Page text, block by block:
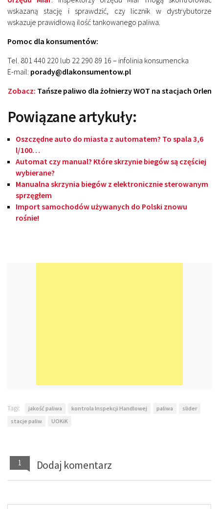
wskazaną stację i sprawdzić, czy licznik w dystrybutorze
wskazuje prawidłową ilość tankowanego paliwa.
Pomoc dla konsumentów:
Tel. 801 440 220 lub 22 290 89 16 – infolinia konsumencka
E-mail: porady@dlakonsumentow.pl
Zobacz: Tańsze paliwo dla żołnierzy WOT na stacjach Orlen
Powiązane artykuły:
Oszczędne auto do miasta z automatem? To spala 3,6
l/100…
Automat czy manual? Które skrzynie biegów są częściej
wybierane?
Manualna skrzynia biegów z elektronicznie sterowanym
sprzęgłem
Import samochodów używanych do Polski znowu
rośnie!
Tagi: jakość paliwa kontrola Inspekcji Handlowej paliwa
slider
stacje paliw
UOKiK
1 Dodaj komentarz